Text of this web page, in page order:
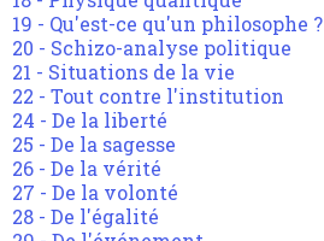
19 - Qu'est-ce qu'un philosophe ?
20 - Schizo-analyse politique
21 - Situations de la vie
22 - Tout contre l'institution
24 - De la liberté
25 - De la sagesse
26 - De la vérité
27 - De la volonté
28 - De l'égalité